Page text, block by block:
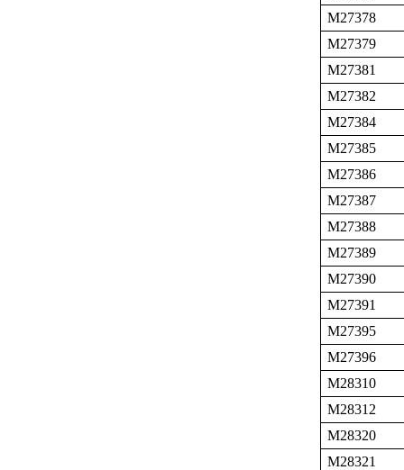
M27378
M27379
M27381
M27382
M27384
M27385
M27386
M27387
M27388
M27389
M27390
M27391
M27395
M27396
M28310
M28312
M28320
M28321